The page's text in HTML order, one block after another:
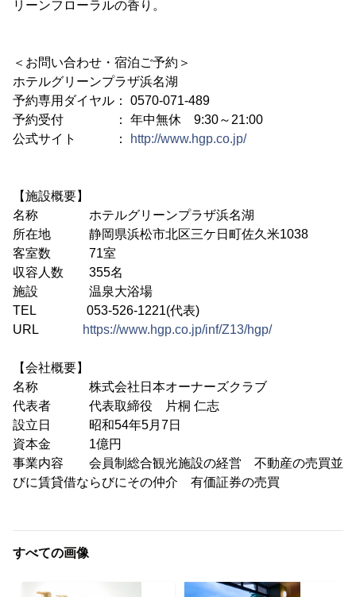
リーンフローラルの香り。
＜お問い合わせ・宿泊ご予約＞
ホテルグリーンプラザ浜名湖
予約専用ダイヤル： 0570-071-489
予約受付 ： 年中無休 9:30～21:00
公式サイト ：
http://www.hgp.co.jp/
【施設概要】
名称 ホテルグリーンプラザ浜名湖
所在地 静岡県浜松市北区三ケ日町佐久米1038
客室数 71室
収容人数 355名
施設 温泉大浴場
TEL 053-526-1221(代表)
URL
https://www.hgp.co.jp/inf/Z13/hgp/
【会社概要】
名称 株式会社日本オーナーズクラブ
代表者 代表取締役 片桐 仁志
設立日 昭和54年5月7日
資本金 1億円
事業内容 会員制総合観光施設の経営 不動産の売買並
びに賃貸借ならびにその仲介 有価証券の売買
すべての画像